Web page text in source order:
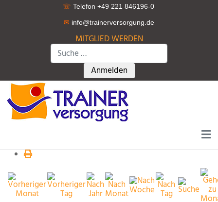
☏ Telefon +49 221 846196-0
✉ info@trainerversorgung.de
MITGLIED WERDEN
Suchen
Type 2 or more characters for
Anmelden